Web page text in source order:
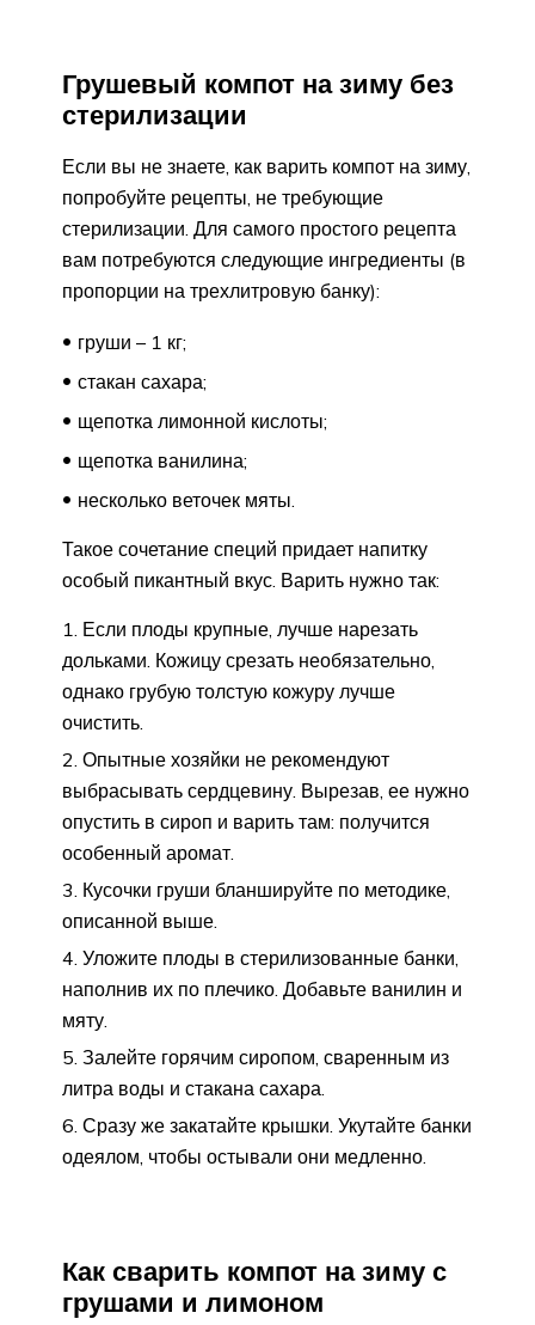
Грушевый компот на зиму без
стерилизации
Если вы не знаете, как варить компот на зиму,
попробуйте рецепты, не требующие
стерилизации. Для самого простого рецепта
вам потребуются следующие ингредиенты (в
пропорции на трехлитровую банку):
груши – 1 кг;
стакан сахара;
щепотка лимонной кислоты;
щепотка ванилина;
несколько веточек мяты.
Такое сочетание специй придает напитку
особый пикантный вкус. Варить нужно так:
Если плоды крупные, лучше нарезать
дольками. Кожицу срезать необязательно,
однако грубую толстую кожуру лучше
очистить.
Опытные хозяйки не рекомендуют
выбрасывать сердцевину. Вырезав, ее нужно
опустить в сироп и варить там: получится
особенный аромат.
Кусочки груши бланшируйте по методике,
описанной выше.
Уложите плоды в стерилизованные банки,
наполнив их по плечико. Добавьте ванилин и
мяту.
Залейте горячим сиропом, сваренным из
литра воды и стакана сахара.
Сразу же закатайте крышки. Укутайте банки
одеялом, чтобы остывали они медленно.
Как сварить компот на зиму с
грушами и лимоном